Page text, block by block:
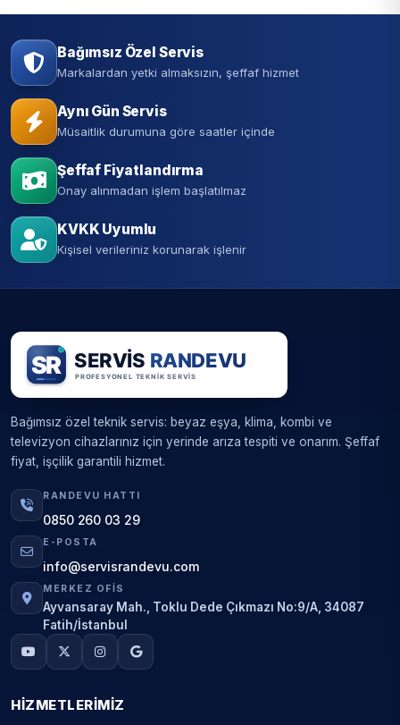
Bağımsız Özel Servis
Markalardan yetki almaksızın, şeffaf hizmet
Aynı Gün Servis
Müsaitlik durumuna göre saatler içinde
Şeffaf Fiyatlandırma
Onay alınmadan işlem başlatılmaz
KVKK Uyumlu
Kişisel verileriniz korunarak işlenir
Bağımsız özel teknik servis: beyaz eşya, klima, kombi ve
televizyon cihazlarınız için yerinde arıza tespiti ve onarım. Şeffaf
fiyat, işçilik garantili hizmet.
RANDEVU HATTI
0850 260 03 29
E-POSTA
info@servisrandevu.com
MERKEZ OFIS
Ayvansaray Mah., Toklu Dede Çıkmazı No:9/A, 34087
Fatih/İstanbul
HIZMETLERIMIZ